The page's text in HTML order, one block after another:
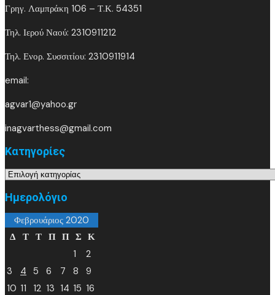
Γρηγ. Λαμπράκη 106 – Τ.Κ. 54351
Τηλ. Ιερού Ναού: 2310911212
Τηλ. Ενορ. Συσσιτίου: 2310911914
email:
agvar1@yahoo.gr
inagvarthess@gmail.com
Kατηγορίες
Kατηγορίες
Ημερολόγιο
Φεβρουάριος 2020
Δ
Τ Τ Π Π Σ Κ
1
2
3
4 5 6 7 8
9
10 11 12 13 14 15 16